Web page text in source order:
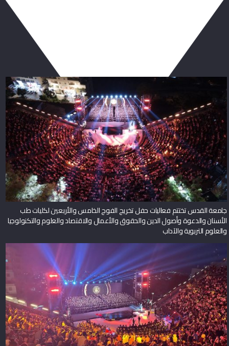
جامعة القدس تختتم فعاليات حفل تخريج الفوج الخامس والأربعين لكليات طب
الأسنان والدعوة وأصول الدين والحقوق والأعمال والاقتصاد والعلوم والتكنولوجيا
والعلوم التربوية والآداب